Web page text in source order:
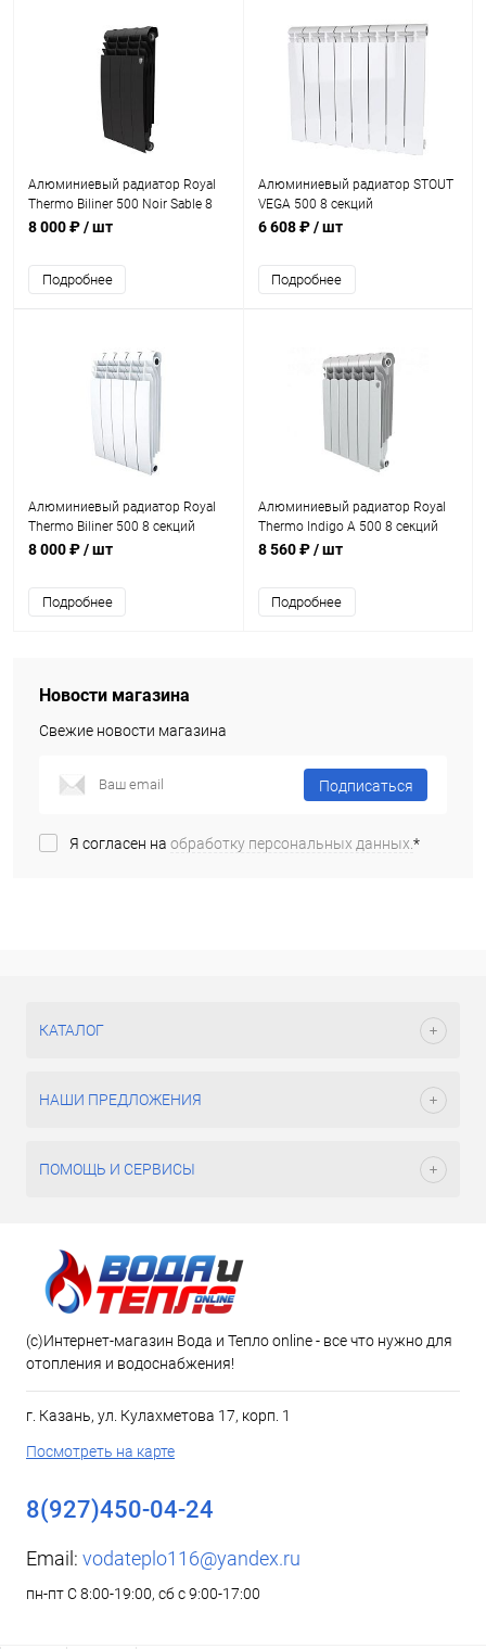
Алюминиевый радиатор Royal
Thermo Biliner 500 Noir Sable 8
секций
8 000 ₽/ шт
Подробнее
Алюминиевый радиатор STOUT
VEGA 500 8 секций
6 608 ₽/ шт
Подробнее
Алюминиевый радиатор Royal
Thermo Biliner 500 8 секций
8 000 ₽/ шт
Подробнее
Алюминиевый радиатор Royal
Thermo Indigo A 500 8 секций
8 560 ₽/ шт
Подробнее
Новости магазина
Свежие новости магазина
Подписаться
Я согласен на обработку персональных данных.*
КАТАЛОГ
НАШИ ПРЕДЛОЖЕНИЯ
ПОМОЩЬ И СЕРВИСЫ
(c)Интернет-магазин Вода и Тепло online - все что нужно для
отопления и водоснабжения!
г. Казань, ул. Кулахметова 17, корп. 1
Посмотреть на карте
8(927)450-04-24
Email: vodateplo116@yandex.ru
пн-пт С 8:00-19:00, сб с 9:00-17:00